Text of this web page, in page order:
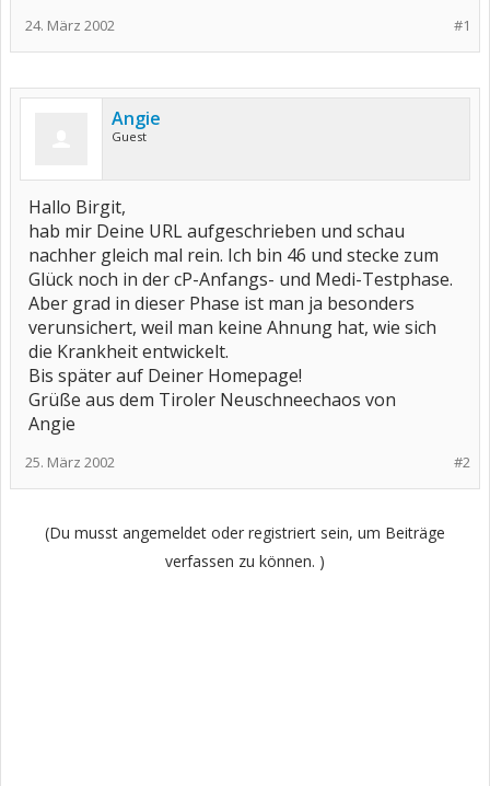
#1
24. März 2002
Angie
Guest
Hallo Birgit,
hab mir Deine URL aufgeschrieben und schau
nachher gleich mal rein. Ich bin 46 und stecke zum
Glück noch in der cP-Anfangs- und Medi-Testphase.
Aber grad in dieser Phase ist man ja besonders
verunsichert, weil man keine Ahnung hat, wie sich
die Krankheit entwickelt.
Bis später auf Deiner Homepage!
Grüße aus dem Tiroler Neuschneechaos von
Angie
#2
25. März 2002
(Du musst angemeldet oder registriert sein, um Beiträge
verfassen zu können. )